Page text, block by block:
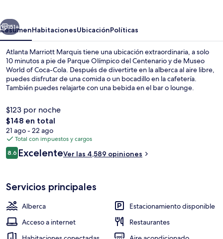
Siguiente
151+
ResumenHabitacionesUbicaciónPolíticas
Atlanta Marriott Marquis tiene una ubicación extraordinaria, a solo
10 minutos a pie de Parque Olímpico del Centenario y de Museo
World of Coca-Cola. Después de divertirte en la alberca al aire libre,
puedes disfrutar de una comida o un bocadillo en la cafetería.
También puedes relajarte con una bebida en el bar o lounge.
fitness. La alberca y el personal amable reciben muy buenas
calificaciones de otros visitantes. Hay opciones de transporte
público a una corta distancia a pie: Estación de tren Civic Center está
a 7 minutos y Estación de metro Peachtree Center está a 11 minutos.
$123 por noche
El
precio
total
es
de
$148 en total
21 ago - 22 ago
Total con impuestos y cargos
Opiniones
8.68.6 de 10,
ExcelenteVer las 4,589 opiniones
Servicios principales
Alberca
Estacionamiento disponible
Acceso a internet
Restaurantes